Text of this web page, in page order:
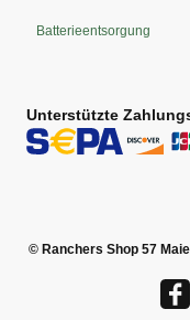
Batterieentsorgung
Unterstützte
© Ranchers Shop 57